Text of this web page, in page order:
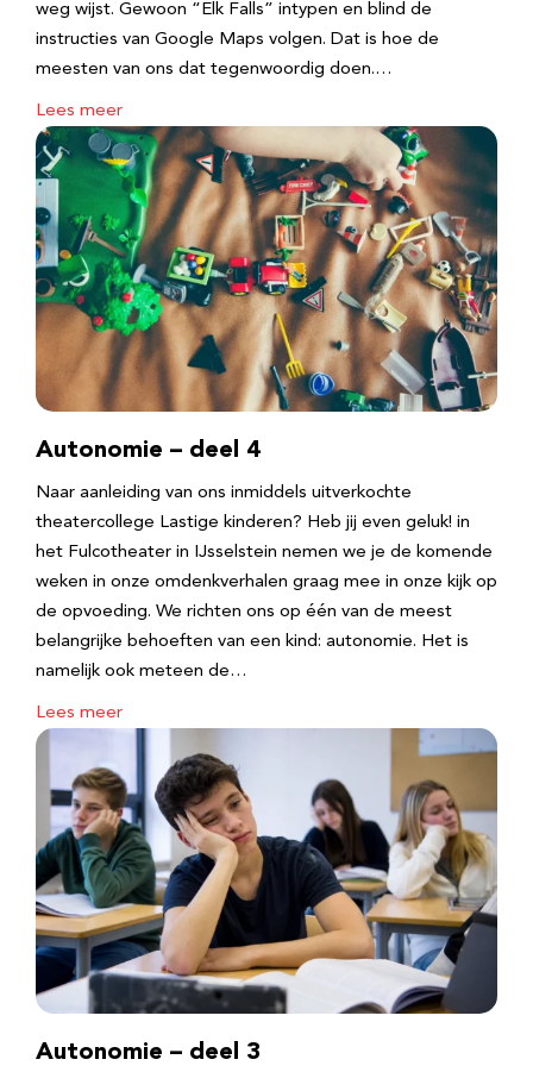
weg wijst. Gewoon “Elk Falls” intypen en blind de
instructies van Google Maps volgen. Dat is hoe de
meesten van ons dat tegenwoordig doen.…
Lees meer
Autonomie – deel 4
Naar aanleiding van ons inmiddels uitverkochte
theatercollege Lastige kinderen? Heb jij even geluk! in
het Fulcotheater in IJsselstein nemen we je de komende
weken in onze omdenkverhalen graag mee in onze kijk op
de opvoeding. We richten ons op één van de meest
belangrijke behoeften van een kind: autonomie. Het is
namelijk ook meteen de…
Lees meer
Autonomie – deel 3